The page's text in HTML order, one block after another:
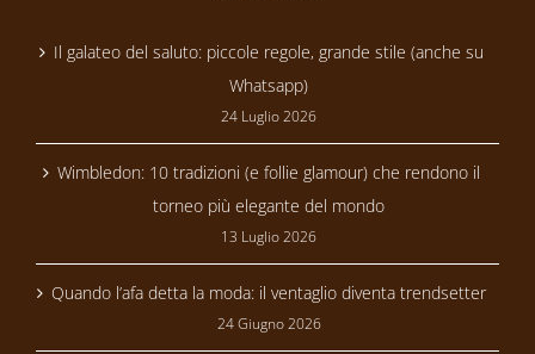
Il galateo del saluto: piccole regole, grande stile (anche su
Whatsapp)
24 Luglio 2026
Wimbledon: 10 tradizioni (e follie glamour) che rendono il
torneo più elegante del mondo
13 Luglio 2026
Quando l’afa detta la moda: il ventaglio diventa trendsetter
24 Giugno 2026